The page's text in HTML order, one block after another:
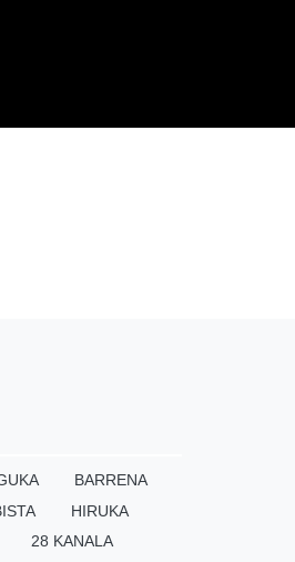
BARRENA
HIRUKA
28 KANALA